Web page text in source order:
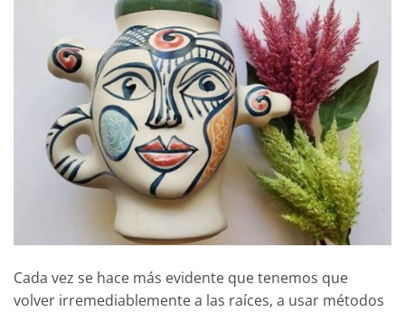
Cada vez se hace más evidente que tenemos que
volver irremediablemente a las raíces, a usar métodos